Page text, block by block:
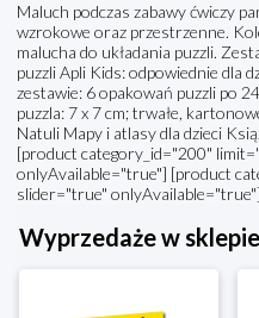
Maluch podczas zabawy ćwiczy
wzrokowe oraz przestrzenne.
malucha do układania puzzli.
puzzli Apli Kids: odpowiednie dla
zestawie: 6 opakowań puzzli po
puzzla: 7 x 7 cm; trwałe,
Natuli Mapy i atlasy dla dzieci
[product category_id="200"
onlyAvailable="true"] [product
slider="true" onlyAvailable="true"]
Wyprzedaże w